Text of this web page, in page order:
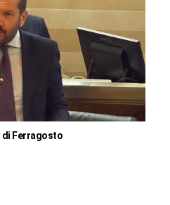
di Ferragosto